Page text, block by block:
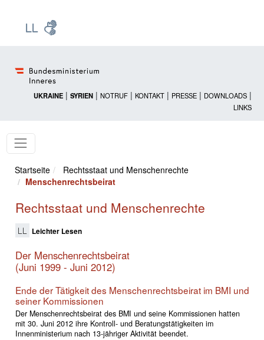
UKRAINE | SYRIEN | NOTRUF | KONTAKT | PRESSE | DOWNLOADS |
LINKS
Startseite
Rechtsstaat und Menschenrechte
Menschenrechtsbeirat
Rechtsstaat und Menschenrechte
Leichter Lesen
Der Menschenrechtsbeirat
(Juni 1999 - Juni 2012)
Ende der Tätigkeit des Menschenrechtsbeirat im BMI und
seiner Kommissionen
Der Menschenrechtsbeirat des BMI und seine Kommissionen hatten
mit 30. Juni 2012 ihre Kontroll- und Beratungstätigkeiten im
Innenministerium nach 13-jähriger Aktivität beendet.